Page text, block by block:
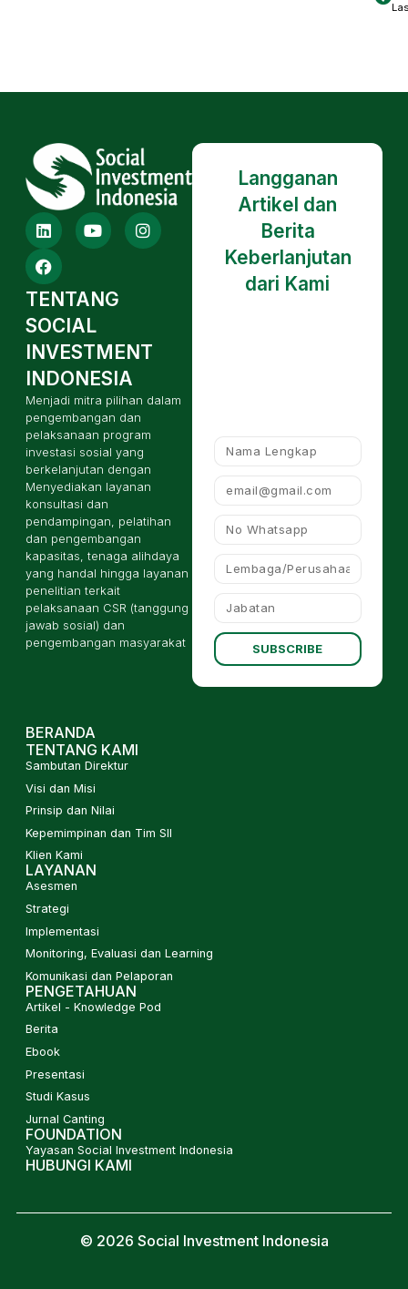
TENTANG
SOCIAL
INVESTMENT
INDONESIA
Menjadi mitra pilihan dalam
pengembangan dan
pelaksanaan program
investasi sosial yang
berkelanjutan dengan
Menyediakan layanan
konsultasi dan
pendampingan, pelatihan
dan pengembangan
kapasitas, tenaga alihdaya
yang handal hingga layanan
penelitian terkait
pelaksanaan CSR (tanggung
jawab sosial) dan
pengembangan masyarakat
Langganan
Artikel dan
Berita
Keberlanjutan
dari Kami
SUBSCRIBE
BERANDA
TENTANG KAMI
Sambutan Direktur
Visi dan Misi
Prinsip dan Nilai
Kepemimpinan dan Tim SII
Klien Kami
LAYANAN
Asesmen
Strategi
Implementasi
Monitoring, Evaluasi dan Learning
Komunikasi dan Pelaporan
PENGETAHUAN
Artikel - Knowledge Pod
Berita
Ebook
Presentasi
Studi Kasus
Jurnal Canting
FOUNDATION
Yayasan Social Investment Indonesia
HUBUNGI KAMI
© 2026 Social Investment Indonesia